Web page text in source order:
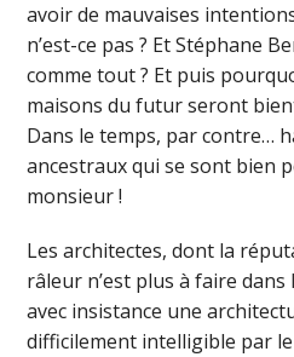
avoir de mauvaises
n’est-ce pas ? Et Stéphane
comme tout ? Et puis
maisons du futur seront
Dans le temps, par contre…
ancestraux qui se sont bien
monsieur !
Les architectes, dont la
râleur n’est plus à faire
avec insistance une
difficilement intelligible par